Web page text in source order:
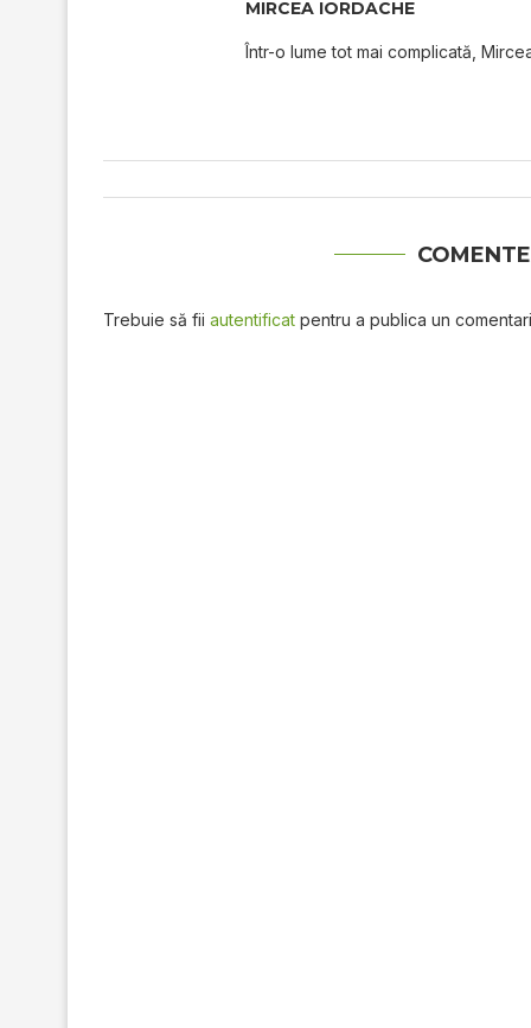
MIRCEA IORDACHE
Într-o lume tot mai complicată,
Trebuie să fii autentificat pentru a publica un